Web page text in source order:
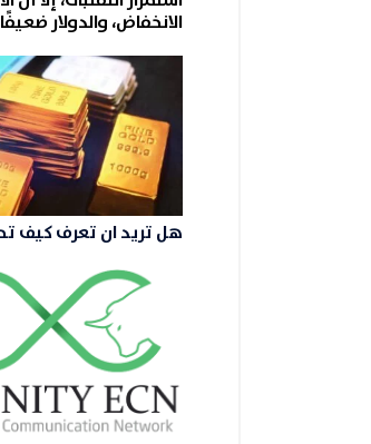
الانخفاض، والدولار
هل تريد ان تعرف كيف